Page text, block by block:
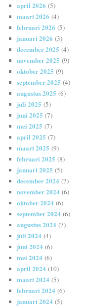
april 2026 (5)
maart 2026 (4)
februari 2026 (5)
januari 2026 (3)
december 2025 (4)
november 2025 (9)
oktober 2025 (9)
september 2025 (4)
augustus 2025 (6)
juli 2025 (5)
juni 2025 (7)
mei 2025 (7)
april 2025 (7)
maart 2025 (9)
februari 2025 (8)
januari 2025 (5)
december 2024 (7)
november 2024 (6)
oktober 2024 (6)
september 2024 (6)
augustus 2024 (7)
juli 2024 (4)
juni 2024 (6)
mei 2024 (6)
april 2024 (10)
maart 2024 (5)
februari 2024 (6)
januari 2024 (5)